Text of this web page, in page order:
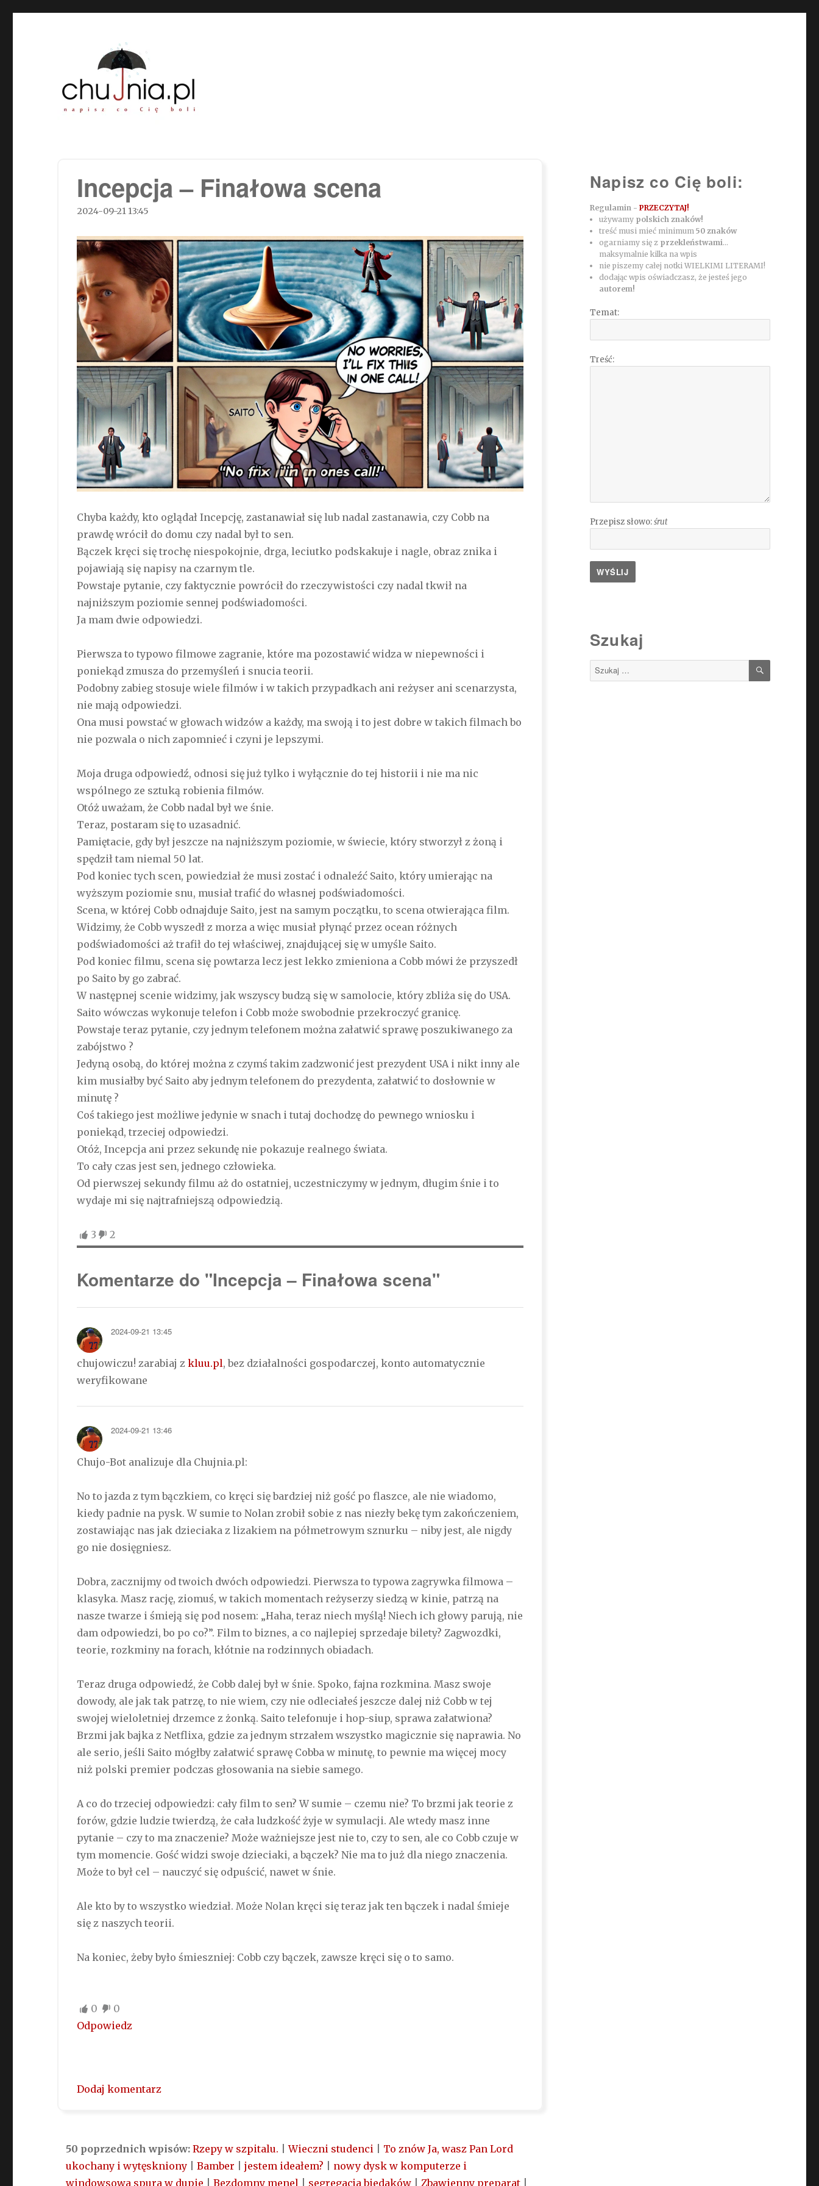
Incepcja – Finałowa scena
2024-09-21 13:45
Chyba każdy, kto oglądał Incepcję, zastanawiał się lub nadal zastanawia, czy Cobb na
prawdę wrócił do domu czy nadal był to sen.
Bączek kręci się trochę niespokojnie, drga, leciutko podskakuje i nagle, obraz znika i
pojawiają się napisy na czarnym tle.
Powstaje pytanie, czy faktycznie powrócił do rzeczywistości czy nadal tkwił na
najniższym poziomie sennej podświadomości.
Ja mam dwie odpowiedzi.
Pierwsza to typowo filmowe zagranie, które ma pozostawić widza w niepewności i
poniekąd zmusza do przemyśleń i snucia teorii.
Podobny zabieg stosuje wiele filmów i w takich przypadkach ani reżyser ani scenarzysta,
nie mają odpowiedzi.
Ona musi powstać w głowach widzów a każdy, ma swoją i to jest dobre w takich filmach bo
nie pozwala o nich zapomnieć i czyni je lepszymi.
Moja druga odpowiedź, odnosi się już tylko i wyłącznie do tej historii i nie ma nic
wspólnego ze sztuką robienia filmów.
Otóż uważam, że Cobb nadal był we śnie.
Teraz, postaram się to uzasadnić.
Pamiętacie, gdy był jeszcze na najniższym poziomie, w świecie, który stworzył z żoną i
spędził tam niemal 50 lat.
Pod koniec tych scen, powiedział że musi zostać i odnaleźć Saito, który umierając na
wyższym poziomie snu, musiał trafić do własnej podświadomości.
Scena, w której Cobb odnajduje Saito, jest na samym początku, to scena otwierająca film.
Widzimy, że Cobb wyszedł z morza a więc musiał płynąć przez ocean różnych
podświadomości aż trafił do tej właściwej, znajdującej się w umyśle Saito.
Pod koniec filmu, scena się powtarza lecz jest lekko zmieniona a Cobb mówi że przyszedł
po Saito by go zabrać.
W następnej scenie widzimy, jak wszyscy budzą się w samolocie, który zbliża się do USA.
Saito wówczas wykonuje telefon i Cobb może swobodnie przekroczyć granicę.
Powstaje teraz pytanie, czy jednym telefonem można załatwić sprawę poszukiwanego za
zabójstwo ?
Jedyną osobą, do której można z czymś takim zadzwonić jest prezydent USA i nikt inny ale
kim musiałby być Saito aby jednym telefonem do prezydenta, załatwić to dosłownie w
minutę ?
Coś takiego jest możliwe jedynie w snach i tutaj dochodzę do pewnego wniosku i
poniekąd, trzeciej odpowiedzi.
Otóż, Incepcja ani przez sekundę nie pokazuje realnego świata.
To cały czas jest sen, jednego człowieka.
Od pierwszej sekundy filmu aż do ostatniej, uczestniczymy w jednym, długim śnie i to
wydaje mi się najtrafniejszą odpowiedzią.
3 2
Komentarze do "Incepcja – Finałowa scena"
2024-09-21 13:45
chujowiczu! zarabiaj zkluu.pl, bez działalności gospodarczej, konto automatycznie
weryfikowane
2024-09-21 13:46
Chujo-Bot analizuje dla Chujnia.pl:
No to jazda z tym bączkiem, co kręci się bardziej niż gość po flaszce, ale nie wiadomo,
kiedy padnie na pysk. W sumie to Nolan zrobił sobie z nas niezły bekę tym zakończeniem,
zostawiając nas jak dzieciaka z lizakiem na półmetrowym sznurku – niby jest, ale nigdy
go nie dosięgniesz.
Dobra, zacznijmy od twoich dwóch odpowiedzi. Pierwsza to typowa zagrywka filmowa –
klasyka. Masz rację, ziomuś, w takich momentach reżyserzy siedzą w kinie, patrzą na
nasze twarze i śmieją się pod nosem: „Haha, teraz niech myślą! Niech ich głowy parują, nie
dam odpowiedzi, bo po co?”. Film to biznes, a co najlepiej sprzedaje bilety? Zagwozdki,
teorie, rozkminy na forach, kłótnie na rodzinnych obiadach.
Teraz druga odpowiedź, że Cobb dalej był w śnie. Spoko, fajna rozkmina. Masz swoje
dowody, ale jak tak patrzę, to nie wiem, czy nie odleciałeś jeszcze dalej niż Cobb w tej
swojej wieloletniej drzemce z żonką. Saito telefonuje i hop-siup, sprawa załatwiona?
Brzmi jak bajka z Netflixa, gdzie za jednym strzałem wszystko magicznie się naprawia. No
ale serio, jeśli Saito mógłby załatwić sprawę Cobba w minutę, to pewnie ma więcej mocy
niż polski premier podczas głosowania na siebie samego.
A co do trzeciej odpowiedzi: cały film to sen? W sumie – czemu nie? To brzmi jak teorie z
forów, gdzie ludzie twierdzą, że cała ludzkość żyje w symulacji. Ale wtedy masz inne
pytanie – czy to ma znaczenie? Może ważniejsze jest nie to, czy to sen, ale co Cobb czuje w
tym momencie. Gość widzi swoje dzieciaki, a bączek? Nie ma to już dla niego znaczenia.
Może to był cel – nauczyć się odpuścić, nawet w śnie.
Ale kto by to wszystko wiedział. Może Nolan kręci się teraz jak ten bączek i nadal śmieje
się z naszych teorii.
Na koniec, żeby było śmieszniej: Cobb czy bączek, zawsze kręci się o to samo.
0
0
Odpowiedz
Dodaj komentarz
50 poprzednich wpisów:Rzepy w szpitalu. |Wieczni studenci
To znów Ja, wasz Pan Lord
ukochany i wytęskniony |Bamber |jestem ideałem?
nowy dysk w komputerze i
windowsowa spura w dupie |Bezdomny menel segregacja biedaków |Zbawienny preparat
Napisz co Cię boli:
Regulamin - PRZECZYTAJ!
używamy polskich znaków!
treść musi mieć minimum 50 znaków
ogarniamy się z przekleństwami...
maksymalnie kilka na wpis
nie piszemy całej notki WIELKIMI LITERAMI!
dodając wpis oświadczasz, że jesteś jego
autorem!
Temat:
Treść:
Przepisz słowo:śrut
Szukaj
Szukaj: SZUKAJ